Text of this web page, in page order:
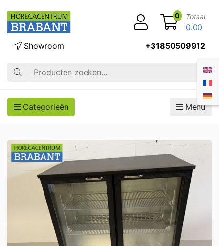
Zoek op
Showroom +31850509912
0 Totaal
0.00
Categorieën Menu